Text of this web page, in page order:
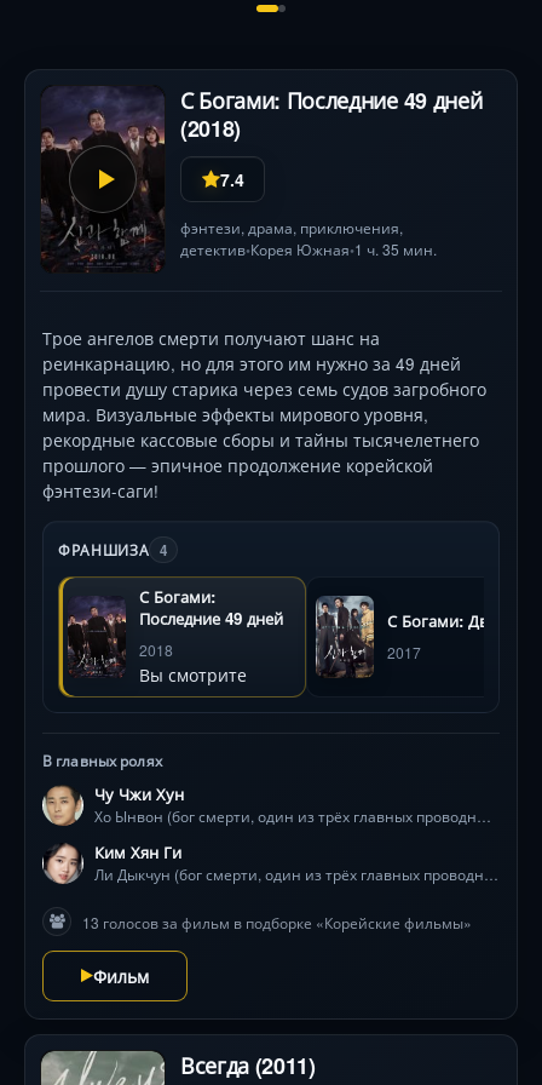
С Богами: Последние 49 дней
(2018)
7.4
фэнтези,драма, приключения,
детектив•Корея Южная•1 ч. 35 мин.
Трое ангелов смерти получают шанс на
реинкарнацию, но для этого им нужно за 49 дней
провести душу старика через семь судов загробного
мира. Визуальные эффекты мирового уровня,
рекордные кассовые сборы и тайны тысячелетнего
прошлого — эпичное продолжение корейской
фэнтези-саги!
ФРАНШИЗА 4
С Богами:
Последние 49 дней
2018
Вы смотрите
С Богами: Два мира
2017
В главных ролях
Чу Чжи Хун
Хо Ынвон (бог смерти, один из трёх главных проводников)
Ким Хян Ги
Ли Дыкчун (бог смерти, один из трёх главных проводников)
13 голосов за фильм в подборке «Корейские фильмы»
Фильм
Всегда (2011)